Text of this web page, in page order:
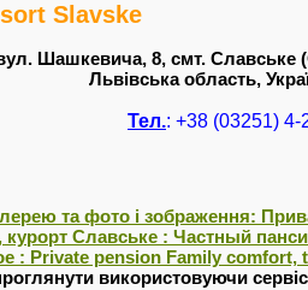
Slavske
Шашкевича, 8, смт. Славське
Львівська область,
Тел.: +38 (03251) 4-
та фото і зображення:
курорт Славське : Частный
: Private pension Family comfort,
використовуючи